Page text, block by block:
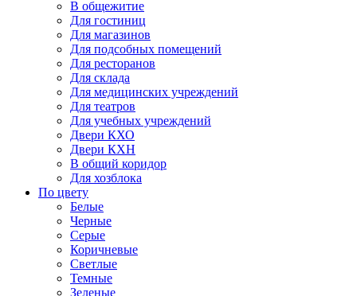
В общежитие
Для гостиниц
Для магазинов
Для подсобных помещений
Для ресторанов
Для склада
Для медицинских учреждений
Для театров
Для учебных учреждений
Двери КХО
Двери КХН
В общий коридор
Для хозблока
По цвету
Белые
Черные
Серые
Коричневые
Светлые
Темные
Зеленые